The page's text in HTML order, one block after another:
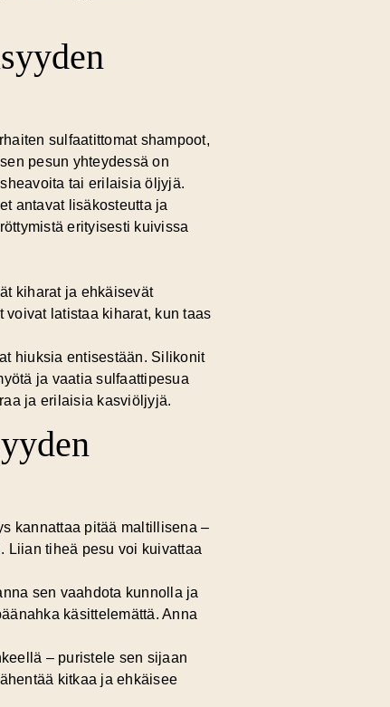
sulfaatittomat shampoot,
pesun yhteydessä on
tai erilaisia öljyjä.
antavat lisäkosteutta ja
erityisesti kuivissa
kiharat ja ehkäisevät
voivat latistaa kiharat, kun taas
hiuksia entisestään. Silikonit
ja vaatia sulfaattipesua
ja erilaisia kasviöljyjä.
kannattaa pitää maltillisena –
Liian tiheä pesu voi kuivattaa
sen vaahdota kunnolla ja
käsittelemättä. Anna
– puristele sen sijaan
kitkaa ja ehkäisee